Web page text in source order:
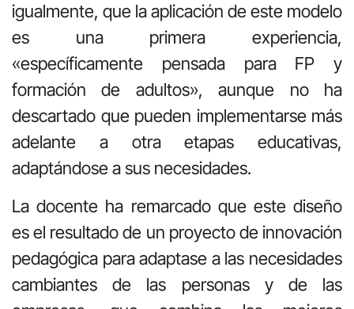
igualmente, que la aplicación de este modelo
es una primera experiencia,
«específicamente pensada para FP y
formación de adultos», aunque no ha
descartado que pueden implementarse más
adelante a otra etapas educativas,
adaptándose a sus necesidades.
La docente ha remarcado que este diseño
es el resultado de un proyecto de innovación
pedagógica para adaptase a las necesidades
cambiantes de las personas y de las